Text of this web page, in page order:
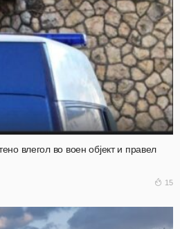
влегол во воен објект и правел
15